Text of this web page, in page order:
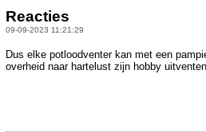
Reacties
09-09-2023 11:21:29
Dus elke potloodventer kan met een
overheid naar hartelust zijn hobby